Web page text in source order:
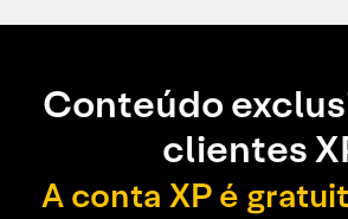
Conteúdo
clientes
A conta XP é